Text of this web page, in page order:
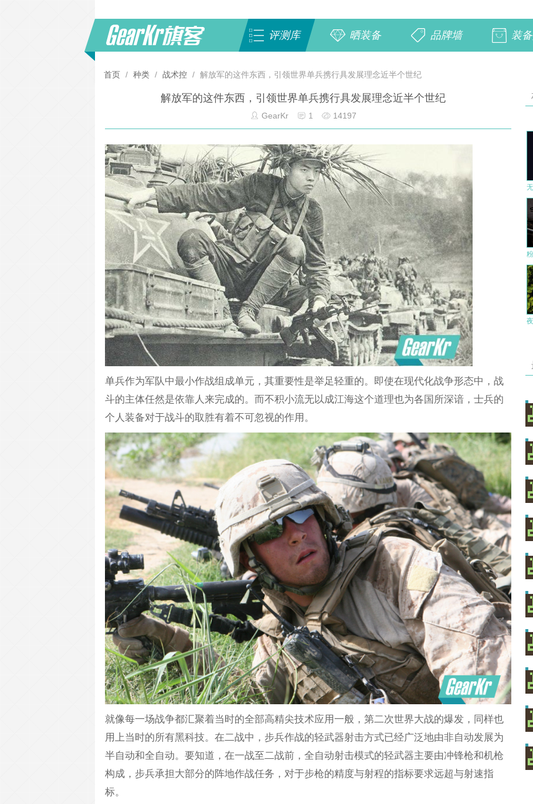
评测库 晒装备 品牌墙 装
首页 / 种类 / 战术控 / 解放军的这件东西，引领世界单兵携行具发展理念近半个世纪
解放军的这件东西，引领世界单兵携行具发展理念近半个世纪
GearKr 1 14197
单兵作为军队中最小作战组成单元，其重要性是举足轻重的。即使在现代化战争形态中，战
斗的主体任然是依靠人来完成的。而不积小流无以成江海这个道理也为各国所深谙，士兵的
个人装备对于战斗的取胜有着不可忽视的作用。
就像每一场战争都汇聚着当时的全部高精尖技术应用一般，第二次世界大战的爆发，同样也
用上当时的所有黑科技。在二战中，步兵作战的轻武器射击方式已经广泛地由非自动发展为
半自动和全自动。要知道，在一战至二战前，全自动射击模式的轻武器主要由冲锋枪和机枪
构成，步兵承担大部分的阵地作战任务，对于步枪的精度与射程的指标要求远超与射速指
标。